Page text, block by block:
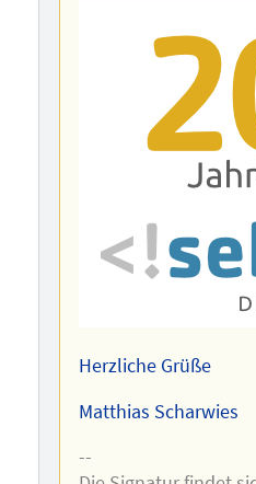
Herzliche Grüße
Matthias Scharwies
--